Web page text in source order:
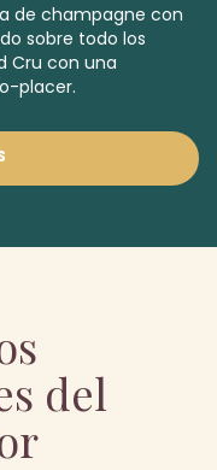
de champagne con
sobre todo los
Cru con una
placer.
del